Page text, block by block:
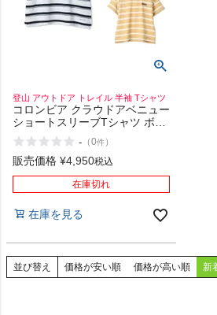
登山 アウトドア トレイル 半袖 Tシャツ
コロンビア クラウドアベニュー
ショートスリーブTシャツ ボー
ダー柄 登山 アウトドア トレイ
ル 半袖 Tシャツ 速乾 UVカット
Columbia 126 465 715
- （0件）
販売価格 ¥4,950税込
在庫切れ
在庫を見る
並び替え 価格が安い順 価格が高い順 新